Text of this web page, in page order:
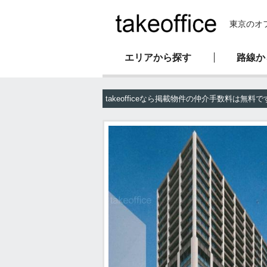
東京のオ
エリアから探す 路線
新耐震基準物件
オフィス移転マニュアル
会社概要
takeofficeなら掲載物件の仲介手数料は無料で